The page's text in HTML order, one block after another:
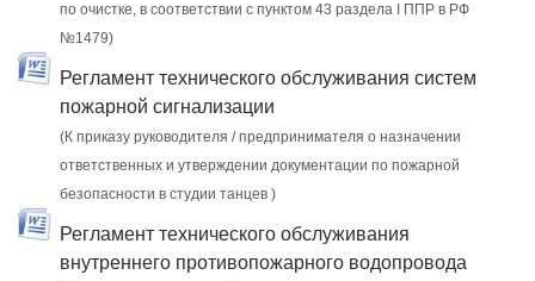
по очистке, в соответствии с пунктом 43 раздела I ППР в РФ
№1479)
Регламент технического обслуживания систем
пожарной сигнализации
(К приказу руководителя / предпринимателя о назначении
ответственных и утверждении документации по пожарной
безопасности в студии танцев )
Регламент технического обслуживания
внутреннего противопожарного водопровода